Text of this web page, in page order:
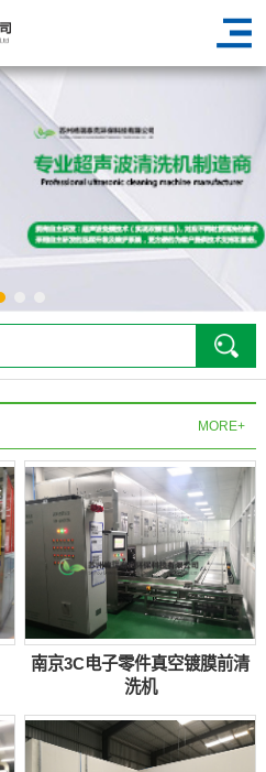
MORE+
南京3C电子零件真空镀膜前清
洗机